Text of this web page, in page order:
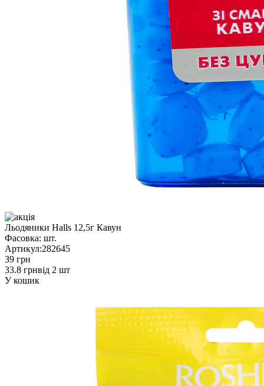
Льодяники Halls 12,5г Кавун
Фасовка: шт.
Артикул:282645
39 грн
33.8 грнвід 2 шт
У кошик